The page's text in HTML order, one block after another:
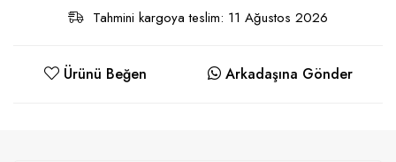
Tahmini kargoya teslim: 11 Ağustos 2026
Ürünü Beğen Arkadaşına Gönder